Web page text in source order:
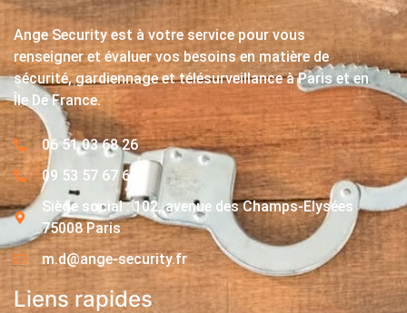
Ange Security est à votre service pour vous
renseigner et évaluer vos besoins en matière de
sécurité, gardiennage et télésurveillance à Paris et en
Île De France.
06 51 03 68 26
09 53 57 67 63
Siège social : 102, avenue des Champs-Elysées
75008 Paris
m.d@ange-security.fr
Liens rapides